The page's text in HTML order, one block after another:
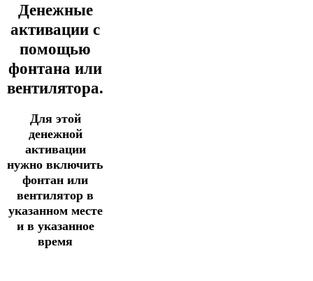
Денежные
активации с
помощью
фонтана или
вентилятора.
Для этой
денежной
активации
нужно включить
фонтан или
вентилятор в
указанном месте
и в указанное
время